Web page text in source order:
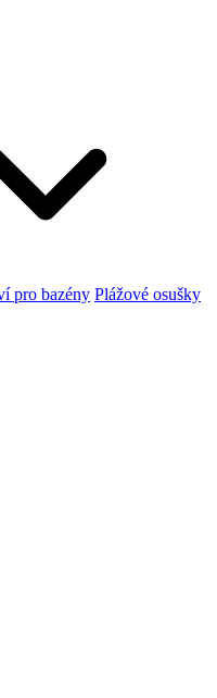
pro bazény Plážové osušky